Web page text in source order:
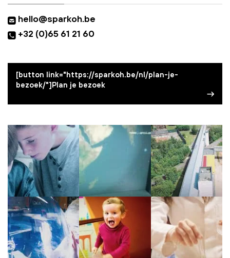
hello@sparkoh.be
+32 (0)65 61 21 60
[button link="https://sparkoh.be/nl/plan-je-
bezoek/"]Plan je bezoek